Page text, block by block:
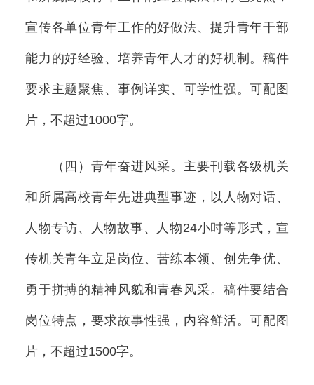
宣传各单位青年工作的好做法、提升青年干部
能力的好经验、培养青年人才的好机制。稿件
要求主题聚焦、事例详实、可学性强。可配图
片，不超过1000字。
（四）青年奋进风采。主要刊载各级机关
和所属高校青年先进典型事迹，以人物对话、
人物专访、人物故事、人物24小时等形式，宣
传机关青年立足岗位、苦练本领、创先争优、
勇于拼搏的精神风貌和青春风采。稿件要结合
岗位特点，要求故事性强，内容鲜活。可配图
片，不超过1500字。